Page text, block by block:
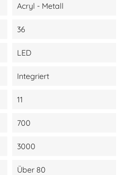
Acryl - Metall
36
LED
Integriert
11
700
3000
Über 80